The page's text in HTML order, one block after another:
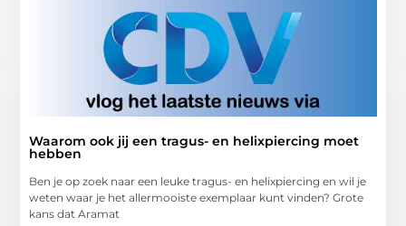
Waarom ook jij een tragus- en helixpiercing moet
hebben
Ben je op zoek naar een leuke tragus- en helixpiercing en wil je
weten waar je het allermooiste exemplaar kunt vinden? Grote
kans dat Aramat